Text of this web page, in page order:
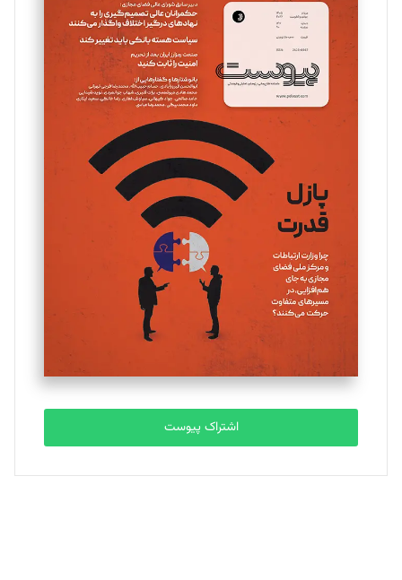
سروش کرمیان
تحریریه
مینا پاکدل
یسنا امان‌پور
تحریریه
ملینا جعفری
تحریریه
مصطفی مسجدی آرانی
تحریریه
بابک نقاش
تحریریه
اشتراک پیوست